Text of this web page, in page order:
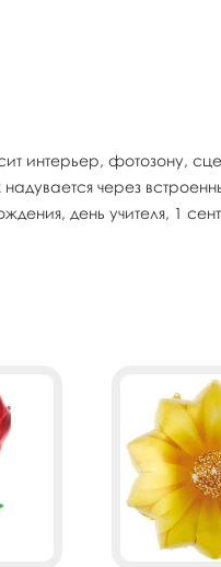
интерьер, фотозону,
через
день учителя, 1